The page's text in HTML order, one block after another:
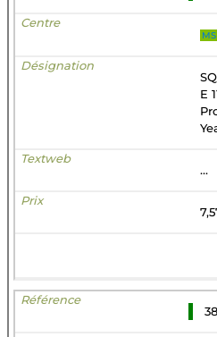
MS
E
...